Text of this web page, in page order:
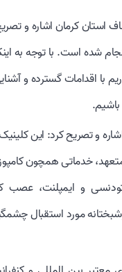
استان کرمان اشاره و
بند ناف در کرمان انجام شده است.
با اقدامات گسترده و
و تصریح کرد: این
خدماتی همچون
و ایمپلنت، عصب
مورد استقبال